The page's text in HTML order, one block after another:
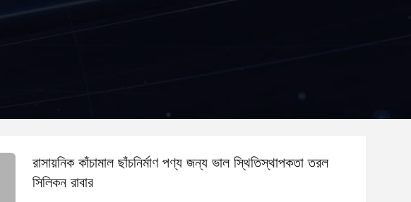
রাসায়নিক কাঁচামাল ছাঁচনির্মাণ পণ্য জন্য ভাল স্থিতিস্থাপকতা তরল
সিলিকন রাবার